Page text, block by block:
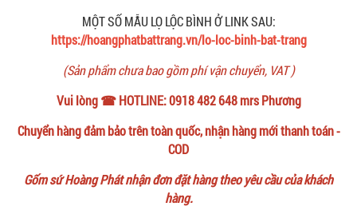
MỘT SỐ MẪU LỌ LỘC BÌNH Ở LINK SAU:
https://hoangphatbattrang.vn/lo-loc-binh-bat-trang
(Sản phẩm chưa bao gồm phí vận chuyển, VAT )
Vui lòng ☎ HOTLINE: 0918 482 648 mrs Phương
Chuyển hàng đảm bảo trên toàn quốc, nhận hàng mới thanh toán -
COD
Gốm sứ Hoàng Phát nhận đơn đặt hàng theo yêu cầu của khách
hàng.